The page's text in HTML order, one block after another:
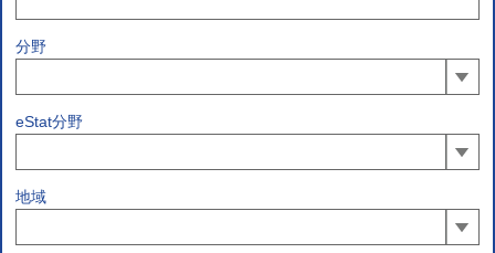
分野
eStat分野
地域